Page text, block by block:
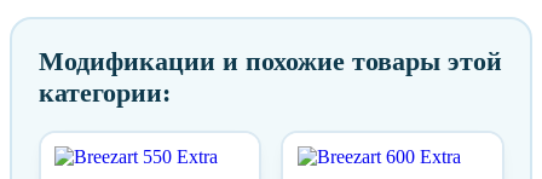
Модификации и похожие товары этой
категории: